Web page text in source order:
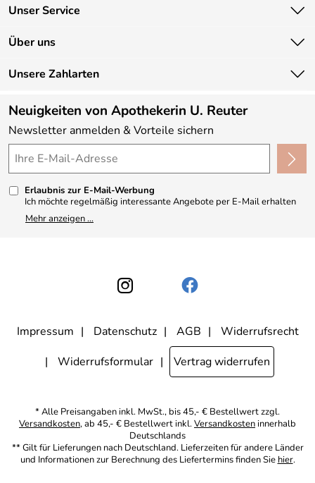
Unser Service
Kontakt
Lieferbedingungen
Kundenlogin
Über uns
Unsere Bestseller
Neu
Angebote
Made in Germany
4,9/5*****
Unsere Zahlarten
Neuigkeiten von Apothekerin U. Reuter
Newsletter anmelden & Vorteile sichern
Erlaubnis zur E-Mail-Werbung
Ich möchte regelmäßig interessante Angebote per E-Mail erhalten
und ausserdem nach Erhalt meiner Bestellung an die Möglichkeit zur
Abgabe einer Produktbewertung erinnert werden. Meine
werden. Dabei ist nicht erkennbar, welche konkrete Person geklickt
hat. Diese Einwilligung zur Nutzung meiner E-Mail- Adresse für
Werbezwecke kann ich jederzeit mit Wirkung für die Zukunft
Mitgliederbereich deaktiviere. Die Datenschutzerklärunghabe ich
zur Kenntnis genommen.
Mehr anzeigen ...
Impressum Datenschutz AGB
Widerrufsrecht
Widerrufsformular
Vertrag widerrufen
* Alle Preisangaben inkl. MwSt., bis 45,- € Bestellwert zzgl.
Versandkosten, ab 45,- € Bestellwert inkl.Versandkosten innerhalb
Deutschlands
** Gilt für Lieferungen nach Deutschland. Lieferzeiten für andere Länder
und Informationen zur Berechnung des Liefertermins finden Sie hier.